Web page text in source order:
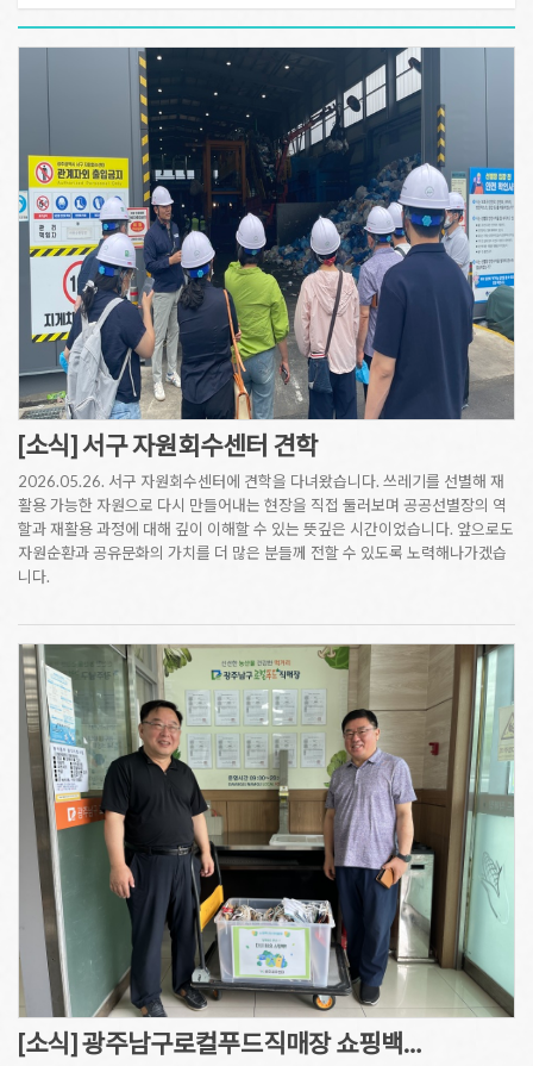
[소식] 서구 자원회수센터 견학
2026.05.26. 서구 자원회수센터에 견학을 다녀왔습니다. 쓰레기를 선별해 재
활용 가능한 자원으로 다시 만들어내는 현장을 직접 둘러보며 공공선별장의 역
할과 재활용 과정에 대해 깊이 이해할 수 있는 뜻깊은 시간이었습니다. 앞으로도
자원순환과 공유문화의 가치를 더 많은 분들께 전할 수 있도록 노력해나가겠습
니다.
[소식] 광주남구로컬푸드직매장 쇼핑백…